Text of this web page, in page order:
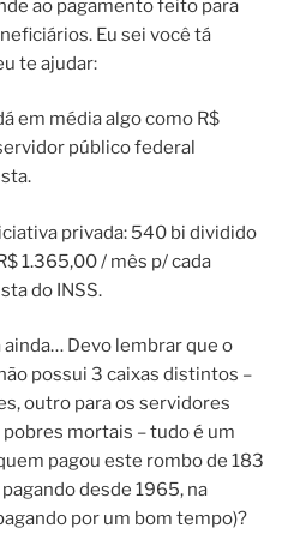
ao pagamento feito para
Eu sei você tá
te ajudar:
em média algo como R$
público federal
privada: 540 bi dividido
1.365,00 / mês p/ cada
do INSS.
Devo lembrar que o
possui 3 caixas distintos –
outro para os servidores
mortais – tudo é um
pagou este rombo de 183
desde 1965, na
por um bom tempo)?